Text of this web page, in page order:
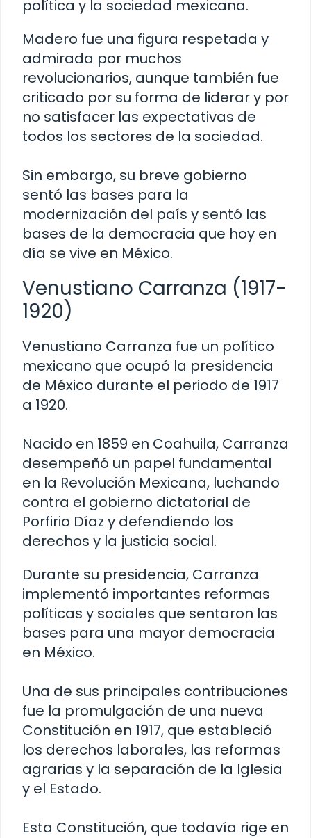
política y la sociedad mexicana.
Madero fue una figura respetada y
admirada por muchos
revolucionarios, aunque también fue
criticado por su forma de liderar y por
no satisfacer las expectativas de
todos los sectores de la sociedad.
Sin embargo, su breve gobierno
sentó las bases para la
modernización del país y sentó las
bases de la democracia que hoy en
día se vive en México.
Venustiano Carranza (1917-
1920)
Venustiano Carranza fue un político
mexicano que ocupó la presidencia
de México durante el periodo de 1917
a 1920.
Nacido en 1859 en Coahuila, Carranza
desempeñó un papel fundamental
en la Revolución Mexicana, luchando
contra el gobierno dictatorial de
Porfirio Díaz y defendiendo los
derechos y la justicia social.
Durante su presidencia, Carranza
implementó importantes reformas
políticas y sociales que sentaron las
bases para una mayor democracia
en México.
Una de sus principales contribuciones
fue la promulgación de una nueva
Constitución en 1917, que estableció
los derechos laborales, las reformas
agrarias y la separación de la Iglesia
y el Estado.
Esta Constitución, que todavía rige en